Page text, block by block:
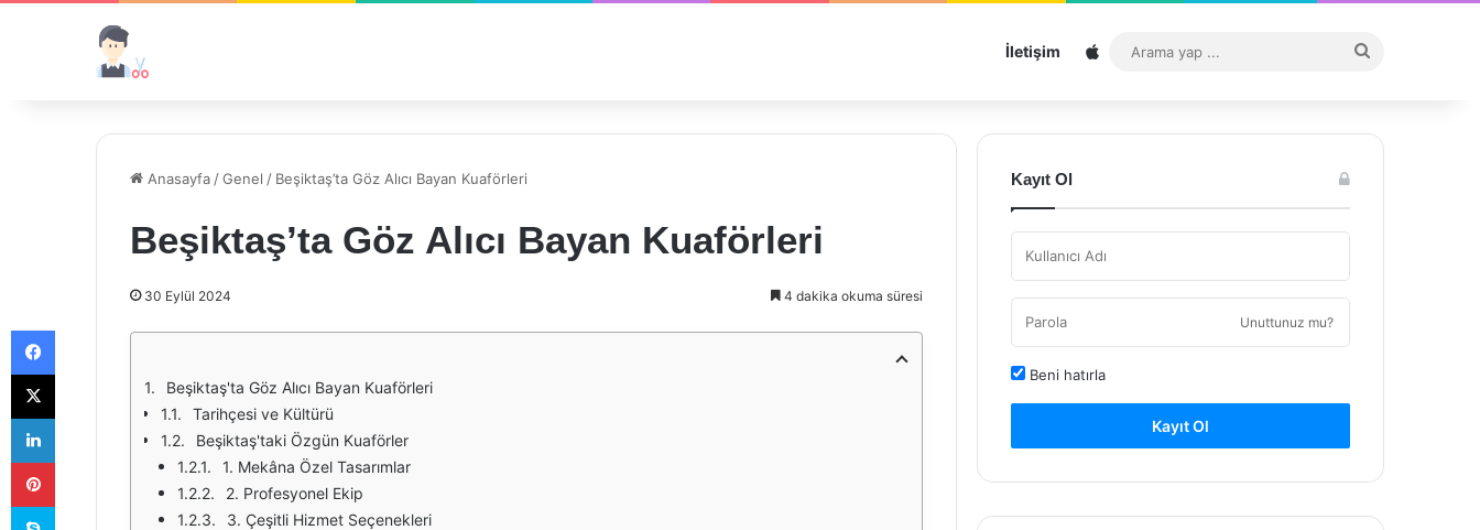
İletişim Sitemap
...
Anasayfa /Genel / Beşiktaş’ta Göz Alıcı Bayan Kuaförleri
Beşiktaş’ta Göz Alıcı Bayan Kuaförleri
30 Eylül 2024 4 dakika okuma süresi
Beşiktaş'ta Göz Alıcı Bayan Kuaförleri
Tarihçesi ve Kültürü
Beşiktaş'taki Özgün Kuaförler
1. Mekâna Özel Tasarımlar
2. Profesyonel Ekip
3. Çeşitli Hizmet Seçenekleri
Kayıt Ol
Unuttunuz mu?
Beni hatırla
Kayıt Ol
Facebook
X
LinkedIn
Pinterest
Skype